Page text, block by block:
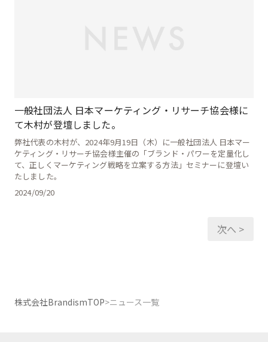
一般社団法人 日本マーケティング・リサーチ協会様に
て木村が登壇しました。
弊社代表の木村が、2024年9月19日（木）に一般社団法人 日本マー
ケティング・リサーチ協会様主催の「ブランド・パワーを定量化し
て、正しくマーケティング戦略を立案する方法」セミナーに登壇い
たしました。
2024/09/20
ー
次へ >
株式会社BrandismTOP>ニュース一覧